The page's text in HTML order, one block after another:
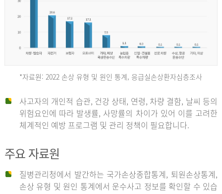
사
*자료원: 2022 손상 유형 및 원인 통계, 응급실손상환자심층조사
사고자의 개인적 습관, 건강 상태, 연령, 차량 결함, 날씨 등의
위험요인에 따라 발생률, 사망률의 차이가 있어 이를 고려한
체계적인 예방 프로그램 및 관리 정책이 필요합니다.
주요 자료원
질병관리청에서 발간하는 국가손상종합통계, 퇴원손상통계,
손상 유형 및 원인 통계에서 운수사고 정보를 확인할 수 있습